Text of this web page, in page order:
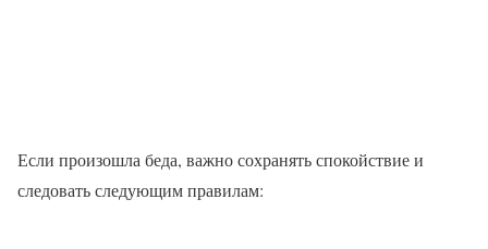
Если произошла беда, важно сохранять спокойствие и
следовать следующим правилам: